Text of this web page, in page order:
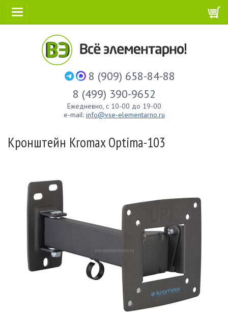
8 (909) 658-84-88
8 (499) 390-9652
Ежедневно, с 10-00 до 19-00
e-mail: info@vse-elementarno.ru
Кронштейн Kromax Optima-103